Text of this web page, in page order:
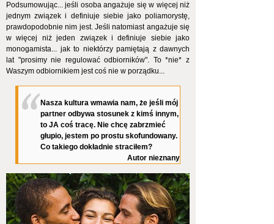
Podsumowując... jeśli osoba angażuje się w więcej niż
jednym związek i definiuje siebie jako poliamorystę,
prawdopodobnie nim jest. Jeśli natomiast angażuje się
w więcej niż jeden związek i definiuje siebie jako
monogamista... jak to niektórzy pamiętają z dawnych
lat "prosimy nie regulować odbiorników". To *nie* z
Waszym odbiornikiem jest coś nie w porządku...
Nasza kultura wmawia nam, że jeśli mój
partner odbywa stosunek z kimś innym,
to JA coś tracę. Nie chcę zabrzmieć
głupio, jestem po prostu skofundowany.
Co takiego dokładnie straciłem?
Autor nieznany